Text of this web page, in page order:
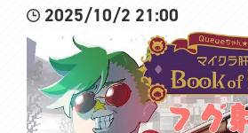
2025/10/2 21:00